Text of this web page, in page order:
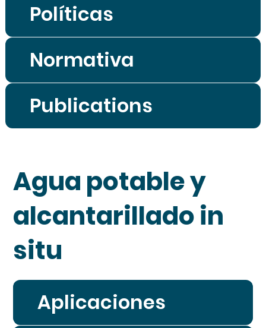
Políticas
Normativa
Publications
Agua potable y
alcantarillado in
situ
Aplicaciones